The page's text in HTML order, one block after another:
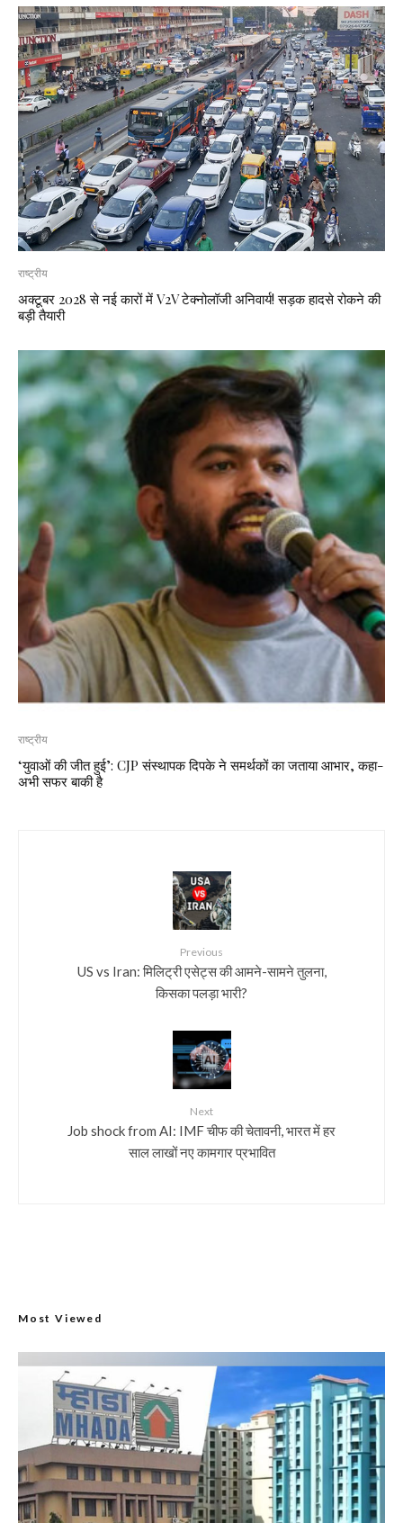
राष्ट्रीय
अक्टूबर 2028 से नई कारों में V2V टेक्नोलॉजी अनिवार्य! सड़क हादसे रोकने की
बड़ी तैयारी
राष्ट्रीय
‘युवाओं की जीत हुई’: CJP संस्थापक दिपके ने समर्थकों का जताया आभार, कहा-
अभी सफर बाकी है
Previous
US vs Iran: मिलिट्री एसेट्स की आमने-सामने तुलना,
किसका पलड़ा भारी?
Next
Job shock from AI: IMF चीफ की चेतावनी, भारत में हर
साल लाखों नए कामगार प्रभावित
Most Viewed